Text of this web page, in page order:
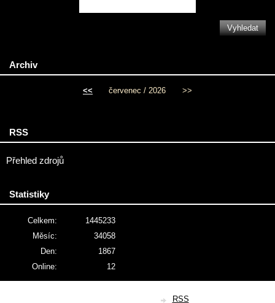
Archiv
<< červenec / 2026 >>
RSS
Přehled zdrojů
Statistiky
Online: 12
Celkem:
1445233
Měsíc:
34058
Den:
1867
RSS